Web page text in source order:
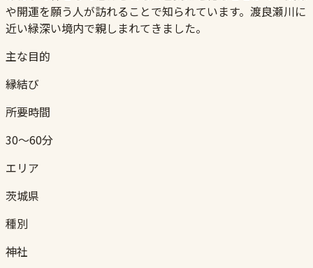
や開運を願う人が訪れることで知られています。渡良瀬川に
近い緑深い境内で親しまれてきました。
主な目的
縁結び
所要時間
30〜60分
エリア
茨城県
種別
神社